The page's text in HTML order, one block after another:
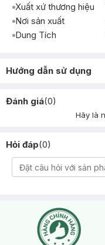
Xuất xứ thương hiệu
Nơi sản xuất
Dung Tích
Hướng dẫn sử dụng
Đánh giá(0)
Hãy là
Hỏi đáp(0)